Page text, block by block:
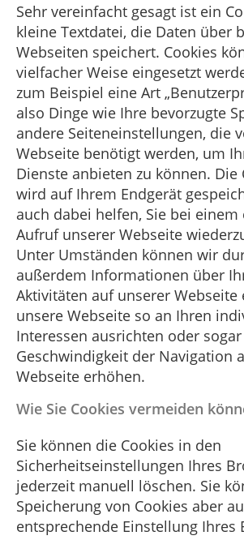
Sehr vereinfacht gesagt ist ein
kleine Textdatei, die Daten über
Webseiten speichert. Cookies
vielfacher Weise eingesetzt
zum Beispiel eine Art
also Dinge wie Ihre bevorzugte
andere Seiteneinstellungen, die
Webseite benötigt werden, um
Dienste anbieten zu können. Die
wird auf Ihrem Endgerät
auch dabei helfen, Sie bei einem
Aufruf unserer Webseite
Unter Umständen können wir
außerdem Informationen über
Aktivitäten auf unserer Webseite
unsere Webseite so an Ihren
Interessen ausrichten oder
Geschwindigkeit der Navigation
Webseite erhöhen.
Wie Sie Cookies vermeiden
Sie können die Cookies in den
Sicherheitseinstellungen Ihres
jederzeit manuell löschen. Sie
Speicherung von Cookies aber
entsprechende Einstellung Ihres